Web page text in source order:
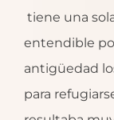
tiene una
entendible
antigüedad
para